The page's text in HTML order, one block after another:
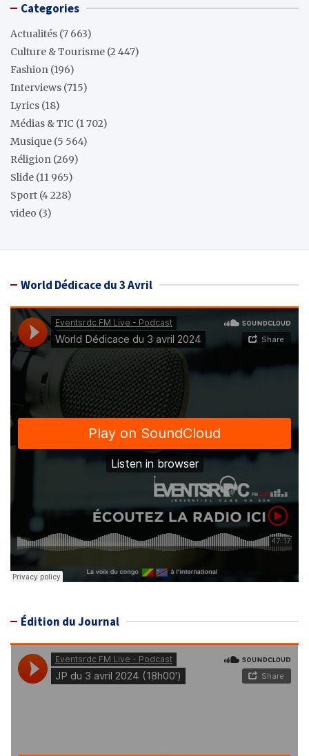
Categories
Actualités (7 663)
Culture & Tourisme (2 447)
Fashion (196)
Interviews (715)
Lyrics (18)
Médias & TIC (1 702)
Musique (5 564)
Réligion (269)
Slide (11 965)
Sport (4 228)
video (3)
World Dédicace du 3 Avril
Édition du Journal